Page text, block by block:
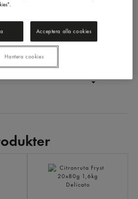
Acceptera alla cookies
Hantera cookies